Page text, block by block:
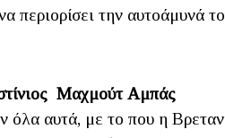
περιορίσει την αυτοάμυνά
Μαχμούτ Αμπάς
όλα αυτά, με το που η